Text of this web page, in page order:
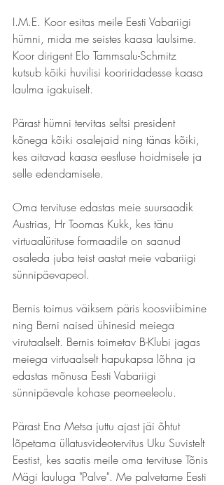
I.M.E. Koor esitas meile Eesti Vabariigi
hümni, mida me seistes kaasa laulsime.
Koor dirigent Elo Tammsalu-Schmitz
kutsub kõiki huvilisi kooriridadesse kaasa
laulma igakuiselt.
Pärast hümni tervitas seltsi president
kõnega kõiki osalejaid ning tänas kõiki,
kes aitavad kaasa eestluse hoidmisele ja
selle edendamisele.
Oma tervituse edastas meie suursaadik
Austrias, Hr Toomas Kukk, kes tänu
virtuaalürituse formaadile on saanud
osaleda juba teist aastat meie vabariigi
sünnipäevapeol.
Bernis toimus väiksem päris koosviibimine
ning Berni naised ühinesid meiega
virutaalselt. Bernis toimetav B-Klubi jagas
meiega virtuaalselt hapukapsa lõhna ja
edastas mõnusa Eesti Vabariigi
sünnipäevale kohase peomeeleolu.
Pärast Ena Metsa juttu ajast jäi õhtut
lõpetama üllatusvideotervitus Uku Suvistelt
Eestist, kes saatis meile oma tervituse Tõnis
Mägi lauluga "Palve". Me palvetame Eesti